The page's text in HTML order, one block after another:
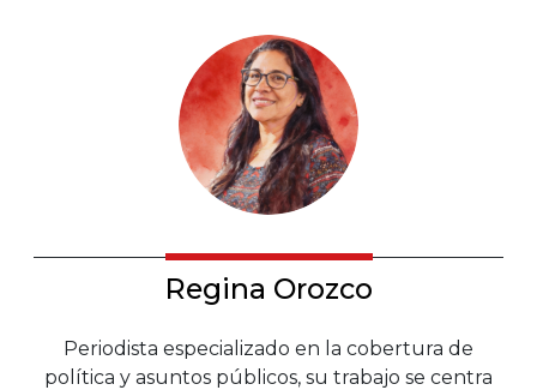
Regina Orozco
Periodista especializado en la cobertura de
política y asuntos públicos, su trabajo se centra